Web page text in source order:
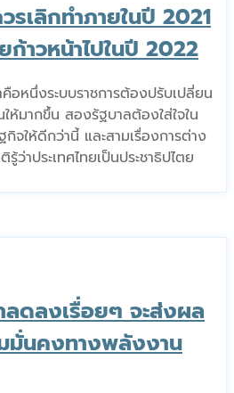
รเลิกทำภายในปี 2021
ก้าวหน้าไปในปี 2022
อหนึ่งระบบราชการต้องปรับเปลี่ยน
ให้มากขึ้น สองรัฐบาลต้องใส่ใจใน
กิจให้ดีกว่านี้ และสามเรื่องการต่าง
ว่าประเทศไทยเป็นประชาธิปไตย
ดลงเรื่อยๆ จะส่งผล
มั่นคงทางพลังงาน